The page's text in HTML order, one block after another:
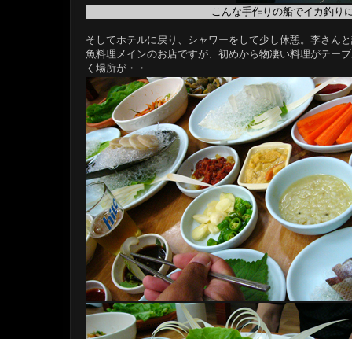
こんな手作りの船でイカ釣り
そしてホテルに戻り、シャワーをして少し休憩。李さん
魚料理メインのお店ですが、初めから物凄い料理がテー
く場所が・・